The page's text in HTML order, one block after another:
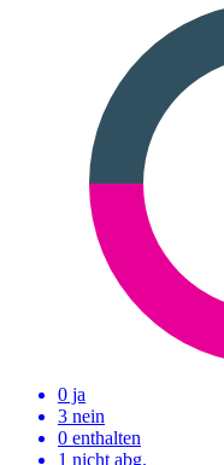
0 ja
3 nein
0 enthalten
1 nicht abg.